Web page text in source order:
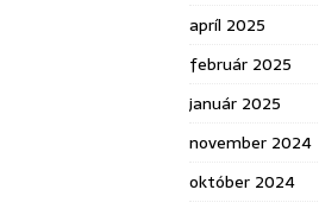
apríl 2025
február 2025
január 2025
november 2024
október 2024